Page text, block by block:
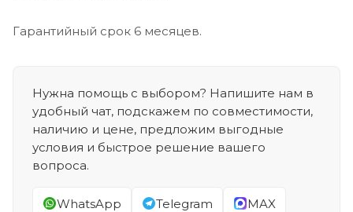
Гарантийный срок 6 месяцев.
Нужна помощь с выбором? Напишите нам в
удобный чат, подскажем по совместимости,
наличию и цене, предложим выгодные
условия и быстрое решение вашего
вопроса.
WhatsApp Telegram MAX